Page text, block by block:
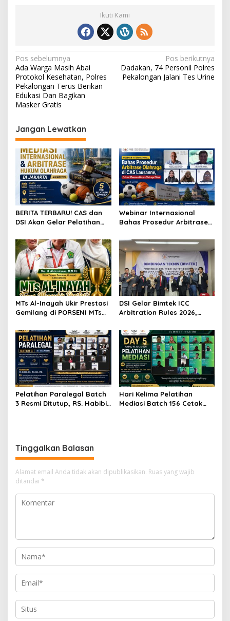
Ikuti Kami
N
a
v
i
a
s
p
o
s
Pos sebelumnya
Ada Warga Masih Abai
Protokol Kesehatan, Polres
Pekalongan Terus Berikan
Edukasi Dan Bagikan
Masker Gratis
Pos berikutnya
Dadakan, 74 Personil Polres
Pekalongan Jalani Tes Urine
Jangan Lewatkan
BERITA TERBARU! CAS dan
DSI Akan Gelar Pelatihan
Arbitrase Hukum Olahraga
di Jakarta
Webinar Internasional
Bahas Prosedur Arbitrase
Perkuat Wawasan Hukum
Olahraga Global
MTs Al-Inayah Ukir Prestasi
Gemilang di PORSENI MTs
Gelar Juara dan Siap
Berlaga di Tingkat Jawa
Barat
DSI Gelar Bimtek ICC
Arbitration Rules 2026,
Praktisi Hukum Indonesia di
Kancah Internasional
Pelatihan Paralegal Batch
3 Resmi Ditutup, RS. Habibi:
Hari Kelima Pelatihan
Mediasi Batch 156 Cetak
Tinggalkan Balasan
Alamat email Anda tidak akan dipublikasikan. Ruas yang wajib
ditandai *